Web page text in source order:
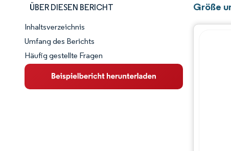
ÜBER DIESEN BERICHT
Marktschnappschuss
Marktübersicht
Wichtige Markttrends
Inhaltsverzeichnis
Umfang des Berichts
Häufig gestellte Fragen
Größe